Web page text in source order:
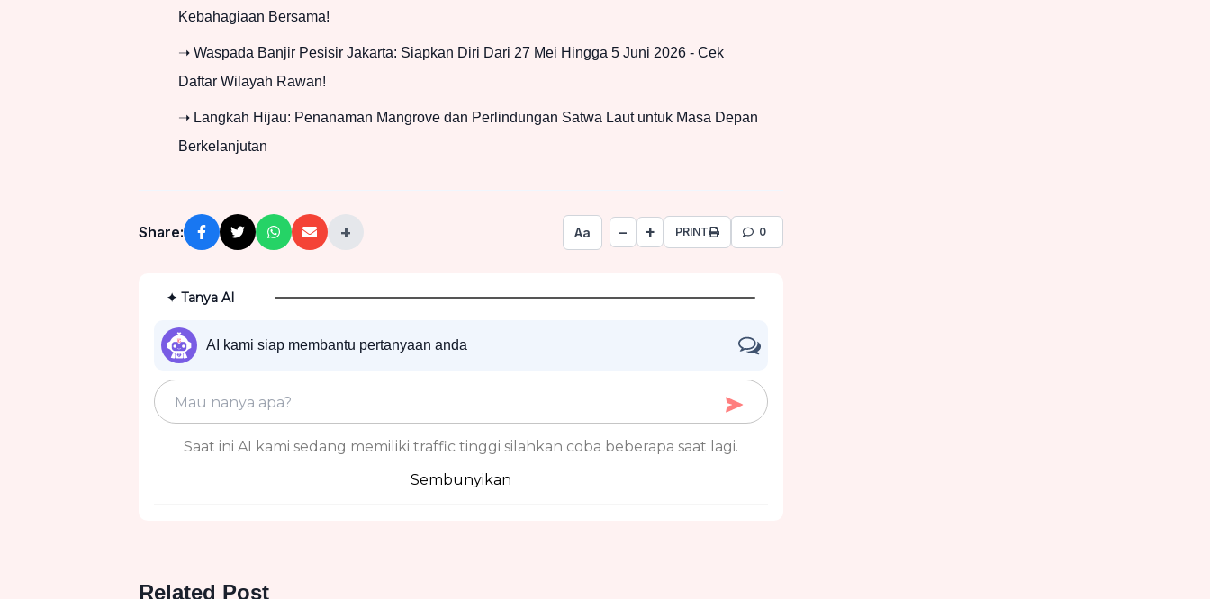
Kebahagiaan Bersama!
➝ Waspada Banjir Pesisir Jakarta: Siapkan Diri Dari 27 Mei Hingga 5 Juni 2026 - Cek
Daftar Wilayah Rawan!
➝ Langkah Hijau: Penanaman Mangrove dan Perlindungan Satwa Laut untuk Masa Depan
Berkelanjutan
Share: + Aa − + PRINT 0
✦ Tanya AI
AI kami siap membantu pertanyaan anda
Saat ini AI kami sedang memiliki traffic tinggi silahkan coba beberapa saat lagi.
Sembunyikan
Related Post